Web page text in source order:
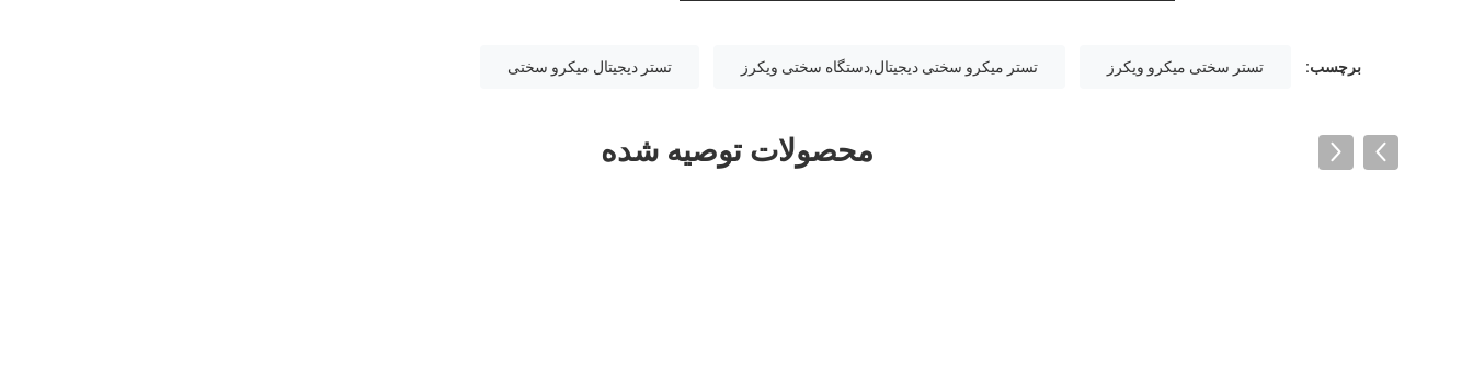
برچسب: تستر سختی میکرو ویکرز تستر میکرو سختی دیجیتال,دستگاه سختی ویکرز تستر دیجیتال میکرو سختی
محصولات توصیه شده